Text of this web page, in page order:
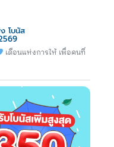
โบนัส
เดือนแห่งการให้ เพื่อคนที่